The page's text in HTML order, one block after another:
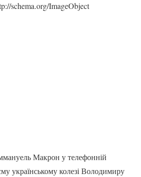
schema.org/ImageObject
Макрон у телефонній
українському колезі Володимиру